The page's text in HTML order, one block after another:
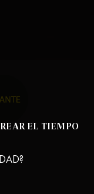
EL TIEMPO